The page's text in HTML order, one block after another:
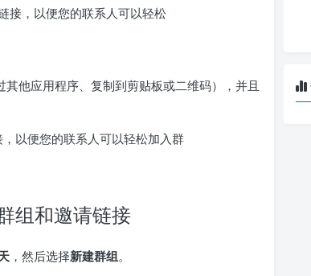
他应用程序、复制到剪贴板或二维码），并且
组和邀请链接
，然后选择新建群组。